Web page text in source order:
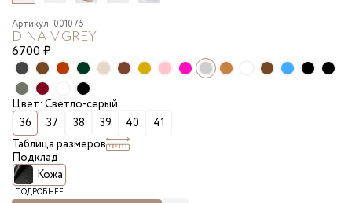
Артикул: 001075
DINA V.GREY
6700 ₽
Цвет: Светло-серый
36
37 38 39 40
41
Таблица размеров
Подклад:
Кожа
ПОДРОБНЕЕ